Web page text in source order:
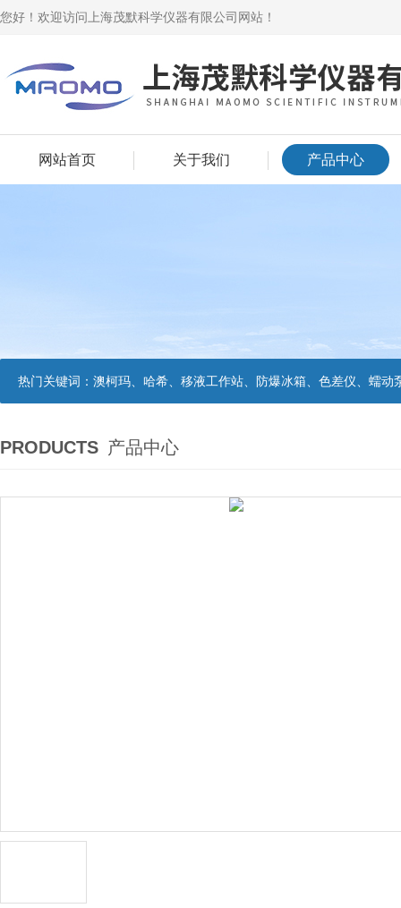
您好！欢迎访问上海茂默科学仪器有限公司网站！
网站首页 关于我们 产品中心
热门关键词： 澳柯玛、哈希、移液工作站、防爆冰箱、色差仪、蠕动
PRODUCTS 产品中心